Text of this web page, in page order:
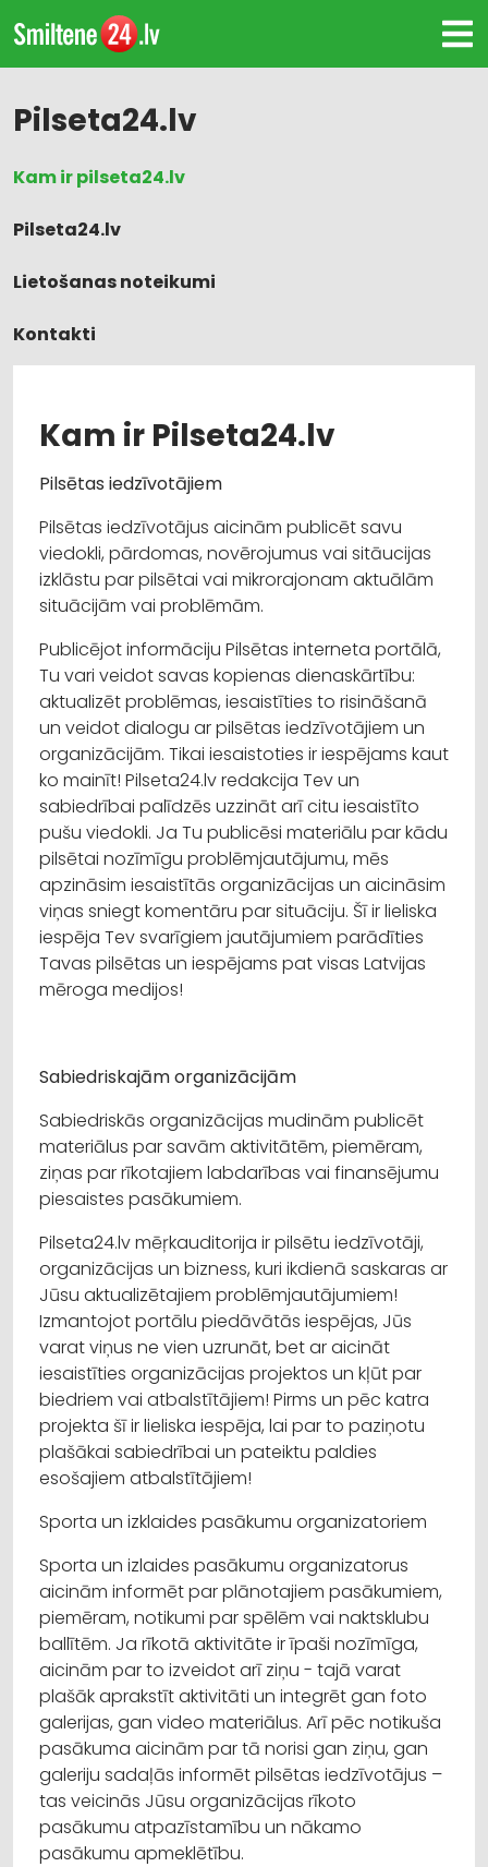
Pilseta24.lv
Kam ir pilseta24.lv
Pilseta24.lv
Lietošanas noteikumi
Kontakti
Kam ir Pilseta24.lv
Pilsētas iedzīvotājiem
Pilsētas iedzīvotājus aicinām publicēt savu
viedokli, pārdomas, novērojumus vai sitāucijas
izklāstu par pilsētai vai mikrorajonam aktuālām
situācijām vai problēmām.
Publicējot informāciju Pilsētas interneta portālā,
Tu vari veidot savas kopienas dienaskārtību:
aktualizēt problēmas, iesaistīties to risināšanā
un veidot dialogu ar pilsētas iedzīvotājiem un
organizācijām. Tikai iesaistoties ir iespējams kaut
ko mainīt! Pilseta24.lv redakcija Tev un
sabiedrībai palīdzēs uzzināt arī citu iesaistīto
pušu viedokli. Ja Tu publicēsi materiālu par kādu
pilsētai nozīmīgu problēmjautājumu, mēs
apzināsim iesaistītās organizācijas un aicināsim
viņas sniegt komentāru par situāciju. Šī ir lieliska
iespēja Tev svarīgiem jautājumiem parādīties
Tavas pilsētas un iespējams pat visas Latvijas
mēroga medijos!
Sabiedriskajām organizācijām
Sabiedriskās organizācijas mudinām publicēt
materiālus par savām aktivitātēm, piemēram,
ziņas par rīkotajiem labdarības vai finansējumu
piesaistes pasākumiem.
Pilseta24.lv mēŗkauditorija ir pilsētu iedzīvotāji,
organizācijas un bizness, kuri ikdienā saskaras ar
Jūsu aktualizētajiem problēmjautājumiem!
Izmantojot portālu piedāvātās iespējas, Jūs
varat viņus ne vien uzrunāt, bet ar aicināt
iesaistīties organizācijas projektos un kļūt par
biedriem vai atbalstītājiem! Pirms un pēc katra
projekta šī ir lieliska iespēja, lai par to paziņotu
plašākai sabiedrībai un pateiktu paldies
esošajiem atbalstītājiem!
Sporta un izklaides pasākumu organizatoriem
Sporta un izlaides pasākumu organizatorus
aicinām informēt par plānotajiem pasākumiem,
piemēram, notikumi par spēlēm vai naktsklubu
ballītēm. Ja rīkotā aktivitāte ir īpaši nozīmīga,
aicinām par to izveidot arī ziņu - tajā varat
plašāk aprakstīt aktivitāti un integrēt gan foto
galerijas, gan video materiālus. Arī pēc notikuša
pasākuma aicinām par tā norisi gan ziņu, gan
galeriju sadaļās informēt pilsētas iedzīvotājus –
tas veicinās Jūsu organizācijas rīkoto
pasākumu atpazīstamību un nākamo
pasākumu apmeklētību.